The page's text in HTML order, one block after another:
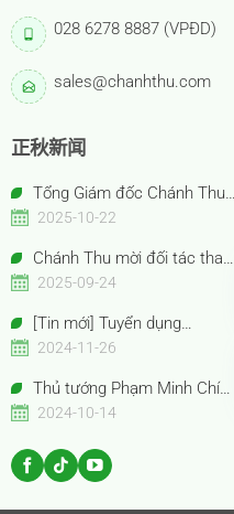
028 6278 8887 (VPĐD)
sales@chanhthu.com
正秋新闻
Tổng Giám đốc Chánh Thu
Bến Tre – Bà Nguyễn Thị Hồng
nhân Việt Nam tiêu biểu –
Bông Hồng Vàng năm 2025”
2025-10-22
Chánh Thu mời đối tác tham
quan gian hàng Anuga 2025
2025-09-24
[Tin mới] Tuyển dụng
Chuyên viên Thu mua
2024-11-26
Thủ tướng Phạm Minh Chính
cùng Thủ tướng Trung Quốc Lý
Trưng bày Sản phẩm trái cây
đặc sắc Việt Nam
2024-10-14